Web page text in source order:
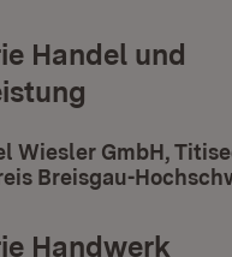
Handel und
Wiesler GmbH,
Breisgau-
Handwerk